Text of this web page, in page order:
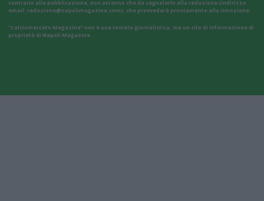
contrario alla pubblicazione, non avranno che da segnalarlo alla redazione (indirizzo
email: redazione@napolimagazine.com), che provvederà prontamente alla rimozione.
"Calciomercato Magazine" non è una testata giornalistica, ma un sito di informazione di
proprietà di Napoli Magazine.